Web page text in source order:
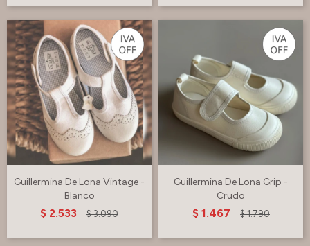
Guillermina De Lona Vintage -
Blanco
$ 2.533 $ 3.090
Guillermina De Lona Grip -
Crudo
$ 1.467 $ 1.790